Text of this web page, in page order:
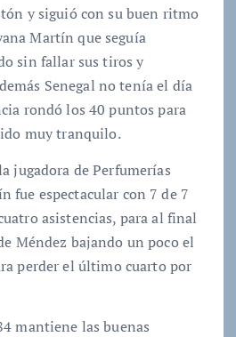
y siguió con su buen ritmo
Martín que seguía
sin fallar sus tiros y
Senegal no tenía el día
rondó los 40 puntos para
muy tranquilo.
jugadora de Perfumerías
fue espectacular con 7 de 7
asistencias, para al final
Méndez bajando un poco el
perder el último cuarto por
mantiene las buenas